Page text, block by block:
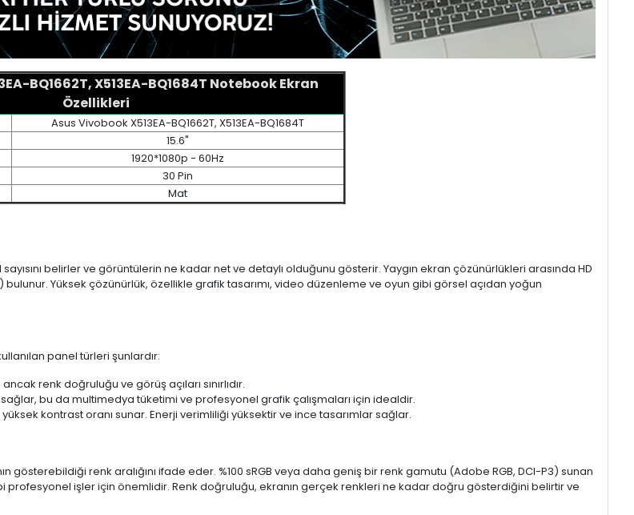
BQ1662T, X513EA-BQ1684T Notebook Ekran
Özellikleri
Asus Vivobook X513EA-BQ1662T, X513EA-BQ1684T
15.6"
1920*1080p - 60Hz
30 Pin
Mat
belirler ve görüntülerin ne kadar net ve detaylı olduğunu gösterir. Yaygın ekran çözünürlükleri arasında HD
bulunur. Yüksek çözünürlük, özellikle grafik tasarımı, video düzenleme ve oyun gibi görsel açıdan yoğun
panel türleri şunlardır:
renk doğruluğu ve görüş açıları sınırlıdır.
bu da multimedya tüketimi ve profesyonel grafik çalışmaları için idealdir.
kontrast oranı sunar. Enerji verimliliği yüksektir ve ince tasarımlar sağlar.
gösterebildiği renk aralığını ifade eder. %100 sRGB veya daha geniş bir renk gamutu (Adobe RGB, DCI-P3) sunan
işler için önemlidir. Renk doğruluğu, ekranın gerçek renkleri ne kadar doğru gösterdiğini belirtir ve